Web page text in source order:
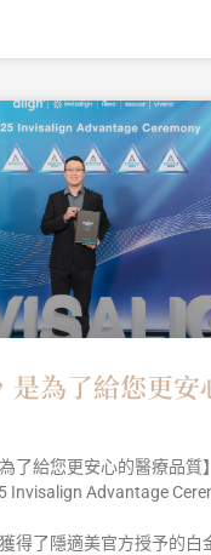
是為了給您更安
了給您更安心的醫療品質】
Invisalign Advantage
得了隱適美官方授予的白